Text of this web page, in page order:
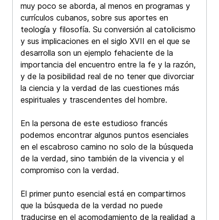
muy poco se aborda, al menos en programas y
currículos cubanos, sobre sus aportes en
teología y filosofía. Su conversión al catolicismo
y sus implicaciones en el siglo XVII en el que se
desarrolla son un ejemplo fehaciente de la
importancia del encuentro entre la fe y la razón,
y de la posibilidad real de no tener que divorciar
la ciencia y la verdad de las cuestiones más
espirituales y trascendentes del hombre.
En la persona de este estudioso francés
podemos encontrar algunos puntos esenciales
en el escabroso camino no solo de la búsqueda
de la verdad, sino también de la vivencia y el
compromiso con la verdad.
El primer punto esencial está en compartirnos
que la búsqueda de la verdad no puede
traducirse en el acomodamiento de la realidad a